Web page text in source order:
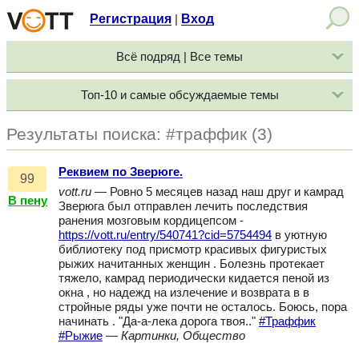
Регистрация Вход
Всё подряд | Все темы
Топ-10 и самые обсуждаемые темы
Результаты поиска: #траффик (3)
99
В пену
Реквием по Зверюге.
vott.ru — Ровно 5 месяцев назад наш друг и камрад
Зверюга был отправлен лечить последствия
ранения мозговым кордицепсом -
https://vott.ru/entry/540741?cid=5754494 в уютную
библиотеку под присмотр красивых фигуристых
рыжих начитанных женщин . Болезнь протекает
тяжело, камрад периодически кидается пеной из
окна , но надежд на излечение и возврата в в
стройные ряды уже почти не осталось. Боюсь, пора
начинать . "Да-а-лека дорога твоя.." #Траффик
#Рыжие — Картинки, Общество